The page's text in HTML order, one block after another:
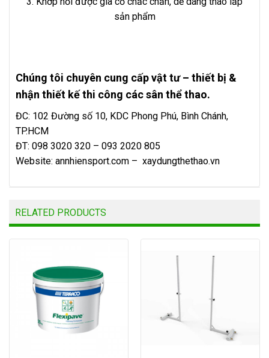
sản phẩm
Chúng tôi chuyên cung cấp vật tư – thiết bị &
nhận thiết kế thi công các sân thể thao.
ĐC: 102 Đường số 10, KDC Phong Phú, Bình Chánh,
TP.HCM
ĐT: 098 3020 320 – 093 2020 805
Website: annhiensport.com – xaydungthethao.vn
RELATED PRODUCTS